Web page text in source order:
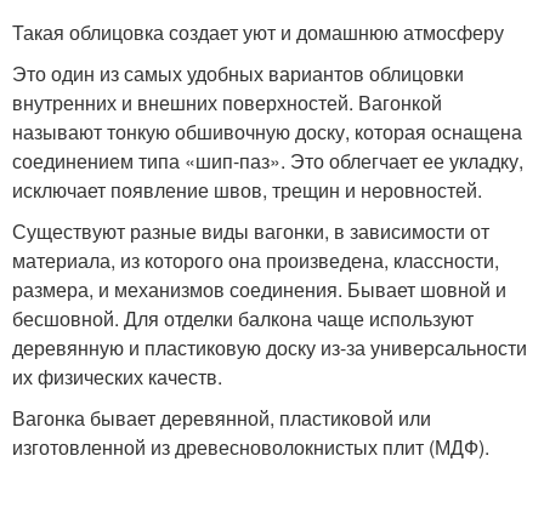
Такая облицовка создает уют и домашнюю атмосферу
Это один из самых удобных вариантов облицовки
внутренних и внешних поверхностей. Вагонкой
называют тонкую обшивочную доску, которая оснащена
соединением типа «шип-паз». Это облегчает ее укладку,
исключает появление швов, трещин и неровностей.
Существуют разные виды вагонки, в зависимости от
материала, из которого она произведена, классности,
размера, и механизмов соединения. Бывает шовной и
бесшовной. Для отделки балкона чаще используют
деревянную и пластиковую доску из-за универсальности
их физических качеств.
Вагонка бывает деревянной, пластиковой или
изготовленной из древесноволокнистых плит (МДФ).